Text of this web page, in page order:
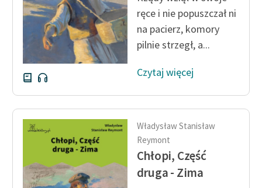
ręce i nie popuszczał ni
na pacierz, komory
pilnie strzegł, a...
Czytaj więcej
Władysław Stanisław
Reymont
Chłopi, Część
druga - Zima